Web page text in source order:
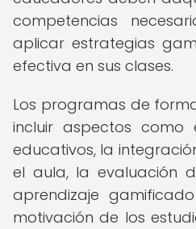
competencias
aplicar estrategias
efectiva en sus clases.
Los programas de
incluir aspectos como
educativos, la
el aula, la evaluación
aprendizaje
motivación de los